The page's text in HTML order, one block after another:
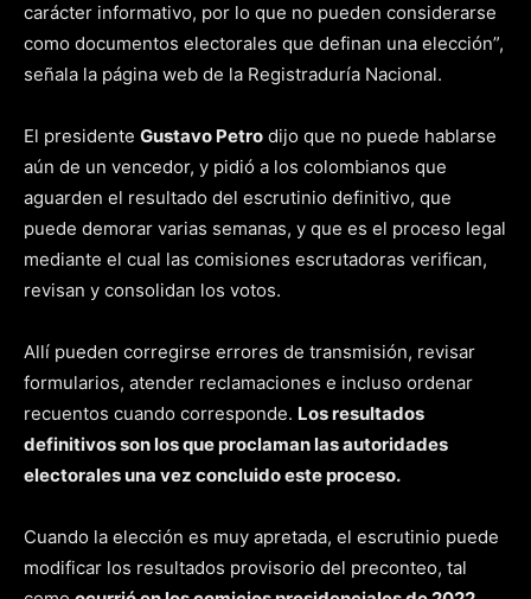
carácter informativo, por lo que no pueden considerarse
como documentos electorales que definan una elección”,
señala la página web de la Registraduría Nacional.
El presidente Gustavo Petro dijo que no puede hablarse
aún de un vencedor, y pidió a los colombianos que
aguarden el resultado del escrutinio definitivo, que
puede demorar varias semanas, y que es el proceso legal
mediante el cual las comisiones escrutadoras verifican,
revisan y consolidan los votos.
Allí pueden corregirse errores de transmisión, revisar
formularios, atender reclamaciones e incluso ordenar
recuentos cuando corresponde. Los resultados
definitivos son los que proclaman las autoridades
electorales una vez concluido este proceso.
Cuando la elección es muy apretada, el escrutinio puede
modificar los resultados provisorio del preconteo, tal